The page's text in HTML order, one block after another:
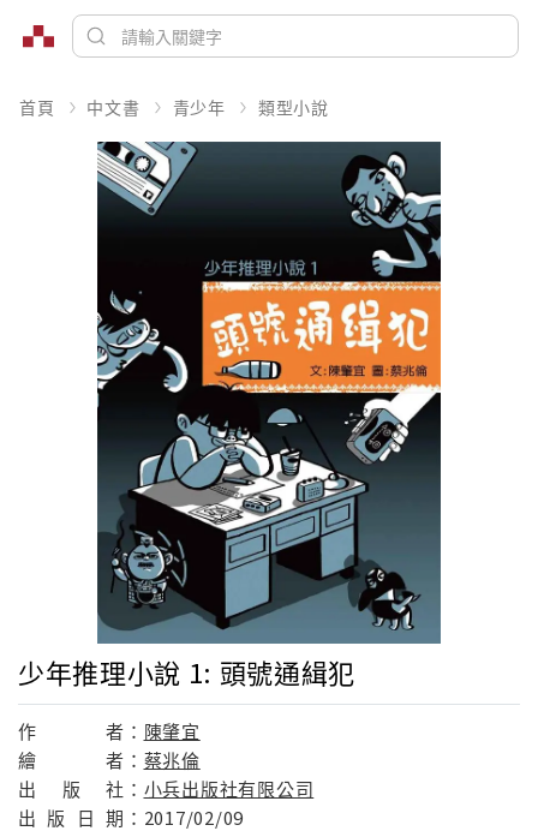
首頁 中文書 青少年 類型小說
少年推理小說 1: 頭號通緝犯
作 者： 陳肇宜
繪
者： 蔡兆倫
出
版 社： 小兵出版社有限公司
出 版 日 期： 2017/02/09